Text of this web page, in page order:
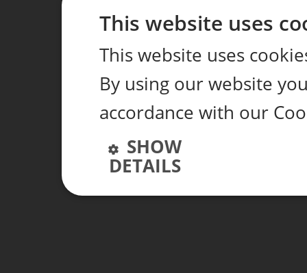
This website uses
This website uses
By using our website
accordance with our
SHOW
DETAILS